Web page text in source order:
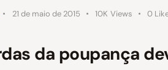
21 de maio de 2015 10K Views 0
da poupança